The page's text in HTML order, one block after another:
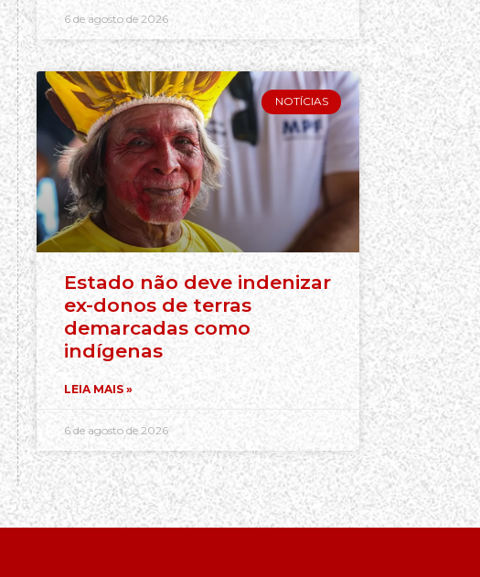
6 de agosto de 2026
NOTÍCIAS
Estado não deve indenizar
ex-donos de terras
demarcadas como
indígenas
LEIA MAIS »
6 de agosto de 2026